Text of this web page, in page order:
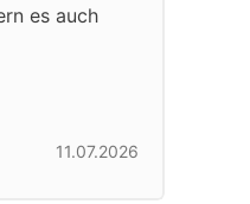
es auch
11.07.2026